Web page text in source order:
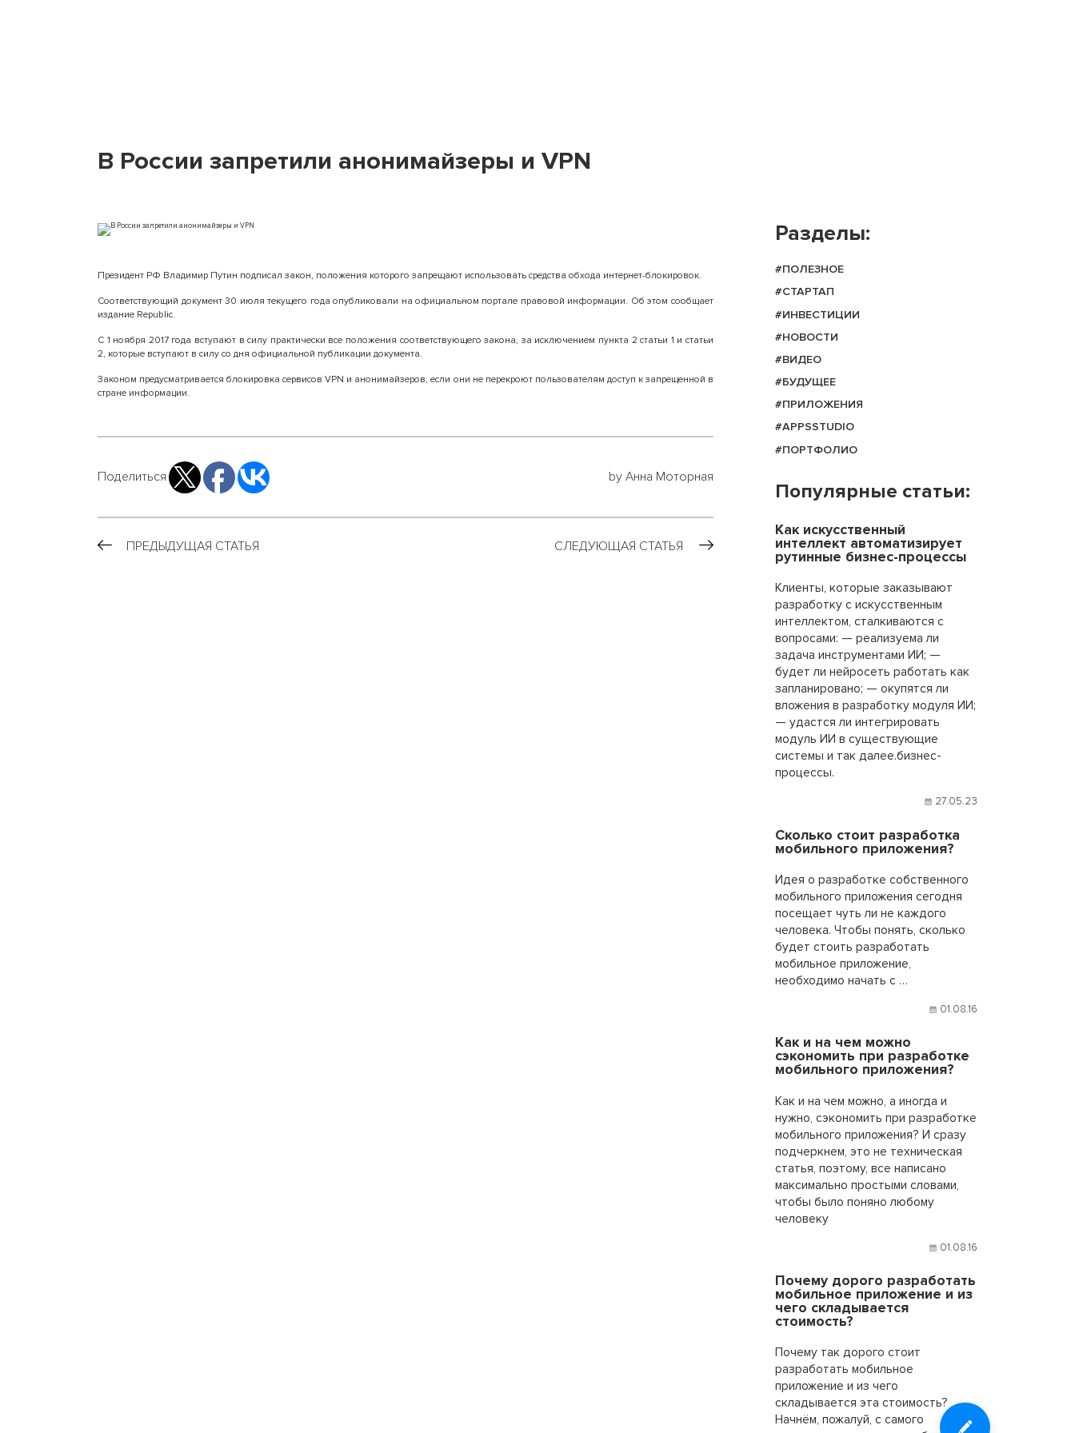
В России запретили анонимайзеры и VPN
Президент РФ Владимир Путин подписал закон, положения которого запрещают использовать средства обхода интернет-блокировок.
Соответствующий документ 30 июля текущего года опубликовали на официальном портале правовой информации. Об этом сообщает
издание Republic.
С 1 ноября 2017 года вступают в силу практически все положения соответствующего закона, за исключением пункта 2 статьи 1 и статьи
2, которые вступают в силу со дня официальной публикации документа.
Законом предусматривается блокировка сервисов VPN и анонимайзеров, если они не перекроют пользователям доступ к запрещенной в
стране информации.
Поделиться by Анна Моторная
ПРЕДЫДУЩАЯ СТАТЬЯ СЛЕДУЮЩАЯ СТАТЬЯ
Разделы:
#ПОЛЕЗНОЕ
#СТАРТАП
#ИНВЕСТИЦИИ
#НОВОСТИ
#ВИДЕО
#БУДУЩЕЕ
#ПРИЛОЖЕНИЯ
#APPSSTUDIO
#ПОРТФОЛИО
Популярные статьи:
Как искусственный
интеллект автоматизирует
рутинные бизнес-процессы
Клиенты, которые заказывают
разработку с искусственным
интеллектом, сталкиваются с
вопросами: — реализуема ли
задача инструментами ИИ; —
будет ли нейросеть работать как
запланировано; — окупятся ли
вложения в разработку модуля ИИ;
— удастся ли интегрировать
модуль ИИ в существующие
системы и так далее.бизнес-
процессы.
27.05.23
Сколько стоит разработка
мобильного приложения?
Идея о разработке собственного
мобильного приложения сегодня
посещает чуть ли не каждого
человека. Чтобы понять, сколько
будет стоить разработать
мобильное приложение,
необходимо начать с …
01.08.16
Как и на чем можно
сэкономить при разработке
мобильного приложения?
Как и на чем можно, а иногда и
нужно, сэкономить при разработке
мобильного приложения? И сразу
подчеркнем, это не техническая
статья, поэтому, все написано
максимально простыми словами,
чтобы было поняно любому
человеку
01.08.16
Почему дорого разработать
мобильное приложение и из
чего складывается
стоимость?
Почему так дорого стоит
разработать мобильное
приложение и из чего
складывается эта стоимость?
Начнём, пожалуй, с самого